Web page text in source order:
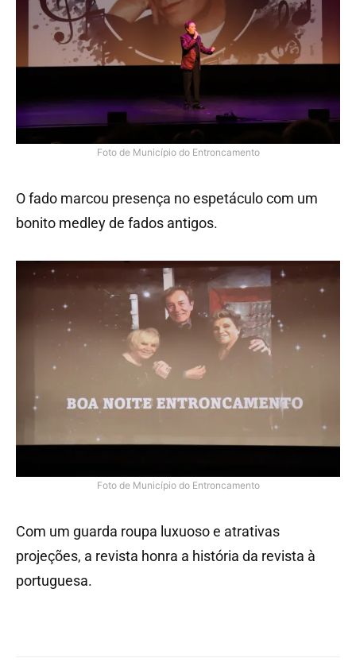
Foto de Município do Entroncamento
O fado marcou presença no espetáculo com um
bonito medley de fados antigos.
Foto de Município do Entroncamento
Com um guarda roupa luxuoso e atrativas
projeções, a revista honra a história da revista à
portuguesa.